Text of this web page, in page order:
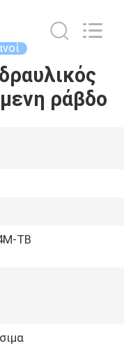
ράβδο
TB